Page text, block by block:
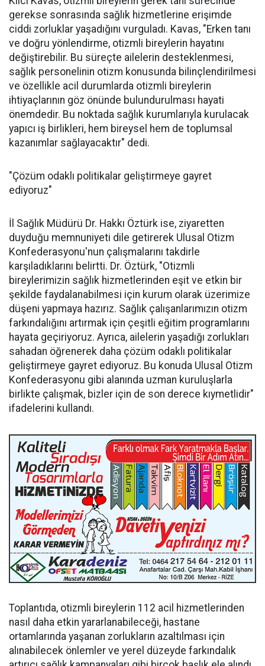
gerekse sonrasında sağlık hizmetlerine erişimde
ciddi zorluklar yaşadığını vurguladı. Kavas, "Erken tanı
ve doğru yönlendirme, otizmli bireylerin hayatını
değiştirebilir. Bu süreçte ailelerin desteklenmesi,
sağlık personelinin otizm konusunda bilinçlendirilmesi
ve özellikle acil durumlarda otizmli bireylerin
ihtiyaçlarının göz önünde bulundurulması hayati
önemdedir. Bu noktada sağlık kurumlarıyla kurulacak
yapıcı iş birlikleri, hem bireysel hem de toplumsal
kazanımlar sağlayacaktır" dedi.
"Çözüm odaklı politikalar geliştirmeye gayret
ediyoruz"
İl Sağlık Müdürü Dr. Hakkı Öztürk ise, ziyaretten
duyduğu memnuniyeti dile getirerek Ulusal Otizm
Konfederasyonu'nun çalışmalarını takdirle
karşıladıklarını belirtti. Dr. Öztürk, "Otizmli
bireylerimizin sağlık hizmetlerinden eşit ve etkin bir
şekilde faydalanabilmesi için kurum olarak üzerimize
düşeni yapmaya hazırız. Sağlık çalışanlarımızın otizm
farkındalığını artırmak için çeşitli eğitim programlarını
hayata geçiriyoruz. Ayrıca, ailelerin yaşadığı zorlukları
sahadan öğrenerek daha çözüm odaklı politikalar
geliştirmeye gayret ediyoruz. Bu konuda Ulusal Otizm
Konfederasyonu gibi alanında uzman kuruluşlarla
birlikte çalışmak, bizler için de son derece kıymetlidir"
ifadelerini kullandı.
Toplantıda, otizmli bireylerin 112 acil hizmetlerinden
nasıl daha etkin yararlanabileceği, hastane
ortamlarında yaşanan zorlukların azaltılması için
alınabilecek önlemler ve yerel düzeyde farkındalık